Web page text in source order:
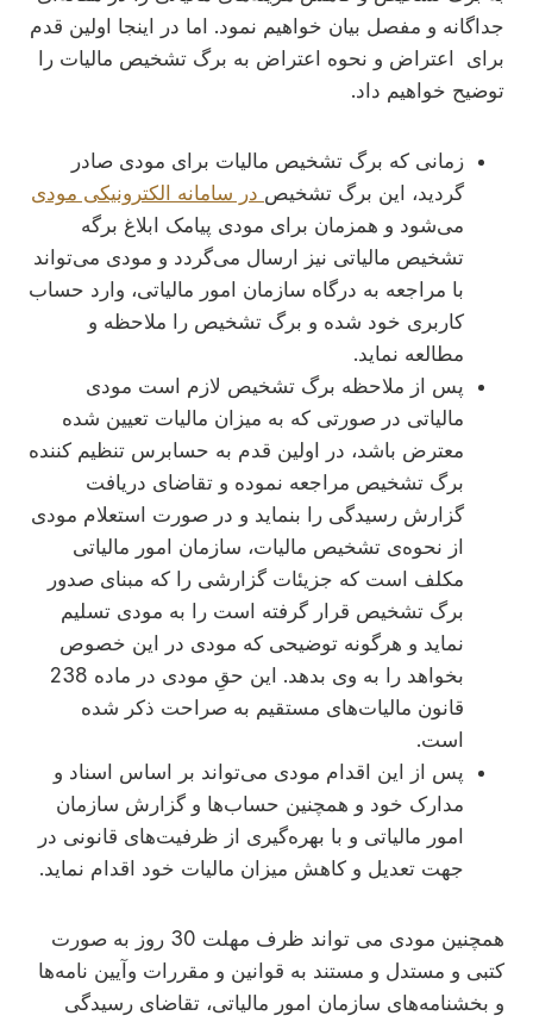
جداگانه و مفصل بیان خواهیم نمود. اما در اینجا اولین قدم
برای اعتراض و نحوه اعتراض به برگ تشخیص مالیات را
توضیح خواهیم داد.
زمانی که برگ تشخیص مالیات برای مودی صادر
گردید، این برگ تشخیص در سامانه الکترونیکی مودی
می‌شود و همزمان برای مودی پیامک ابلاغ برگه
تشخیص مالیاتی نیز ارسال می‌گردد و مودی می‌تواند
با مراجعه به درگاه سازمان امور مالیاتی، وارد حساب
کاربری خود شده و برگ تشخیص را ملاحظه و
مطالعه نماید.
پس از ملاحظه برگ تشخیص لازم است مودی
مالیاتی در صورتی که به میزان مالیات تعیین شده
معترض باشد، در اولین قدم به حسابرس تنظیم کننده
برگ تشخیص مراجعه نموده و تقاضای دریافت
گزارش رسیدگی را بنماید و در صورت استعلام مودی
از نحوه‌ی تشخیص مالیات، سازمان امور مالیاتی
مکلف است که جزیئات گزارشی را که مبنای صدور
برگ تشخیص قرار گرفته است را به مودی تسلیم
نماید و هرگونه توضیحی که مودی در این خصوص
بخواهد را به وی بدهد. این حقِ مودی در ماده 238
قانون مالیات‌های مستقیم به صراحت ذکر شده
است.
پس از این اقدام مودی می‌تواند بر اساس اسناد و
مدارک خود و همچنین حساب‌ها و گزارش سازمان
امور مالیاتی و با بهره‌گیری از ظرفیت‌های قانونی در
جهت تعدیل و کاهش میزان مالیات خود اقدام نماید.
همچنین مودی می تواند ظرف مهلت 30 روز به صورت
کتبی و مستدل و مستند به قوانین و مقررات وآیین نامه‌ها
و بخشنامه‌های سازمان امور مالیاتی، تقاضای رسیدگی